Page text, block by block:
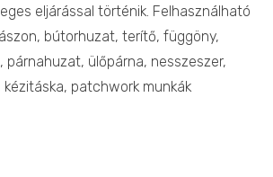
eljárással történik. Felhasználható
bútorhuzat, terítő, függöny,
párnahuzat, ülőpárna, nesszeszer,
patchwork munkák